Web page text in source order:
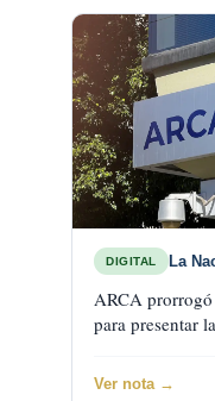
DIGITAL La
ARCA prorrogó
para presentar
Ver nota →